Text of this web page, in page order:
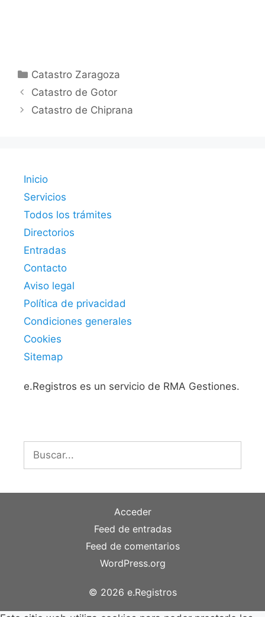
Categorías
Catastro Zaragoza
Catastro de Gotor
Catastro de Chiprana
Inicio
Servicios
Todos los trámites
Directorios
Entradas
Contacto
Aviso legal
Política de privacidad
Condiciones generales
Cookies
Sitemap
e.Registros es un servicio de RMA Gestiones.
Acceder
Feed de entradas
Feed de comentarios
WordPress.org
© 2026 e.Registros